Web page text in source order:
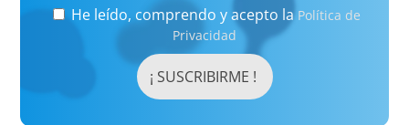
He leído, comprendo y acepto la Política de
Privacidad